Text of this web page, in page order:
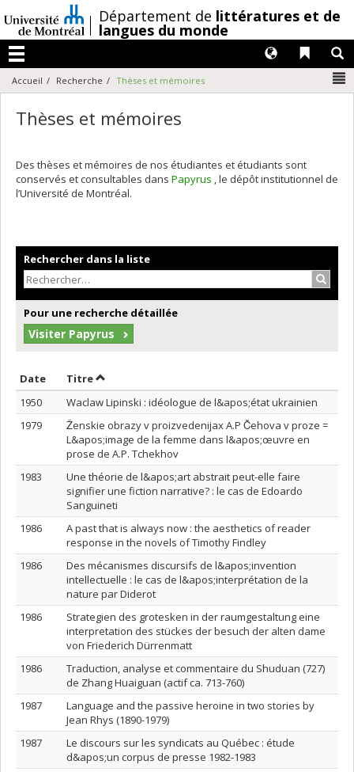
au
contenu
/Département de littératures et de
langues du monde
Menu
Liens
Langues
Accueil Recherche Thèses et mémoires
Thèses et mémoires
Des thèses et mémoires de nos étudiantes et étudiants sont
conservés et consultables dans Papyrus , le dépôt institutionnel de
l’Université de Montréal.
Rechercher dans la liste
Pour une recherche détaillée
Visiter Papyrus
Date Trier par date en ordre décroissant
TitreTrier par titre en ordre décroissant
1950
Waclaw Lipinski : idéologue de l&apos;état ukrainien
1979
Ženskie obrazy v proizvedenijax A.P Čehova v proze =
L&apos;image de la femme dans l&apos;œuvre en
prose de A.P. Tchekhov
1983
Une théorie de l&apos;art abstrait peut-elle faire
signifier une fiction narrative? : le cas de Edoardo
Sanguineti
1986
A past that is always now : the aesthetics of reader
response in the novels of Timothy Findley
1986
Des mécanismes discursifs de l&apos;invention
intellectuelle : le cas de l&apos;interprétation de la
nature par Diderot
1986
Strategien des grotesken in der raumgestaltung eine
interpretation des stückes der besuch der alten dame
von Friederich Dürrenmatt
1986
Traduction, analyse et commentaire du Shuduan (727)
de Zhang Huaiguan (actif ca. 713-760)
1987
Language and the passive heroine in two stories by
Jean Rhys (1890-1979)
1987
Le discours sur les syndicats au Québec : étude
d&apos;un corpus de presse 1982-1983